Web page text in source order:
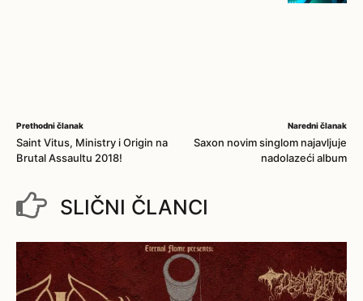
Prethodni članak
Saint Vitus, Ministry i Origin na
Brutal Assaultu 2018!
Naredni članak
Saxon novim singlom najavljuje
nadolazeći album
SLIČNI ČLANCI